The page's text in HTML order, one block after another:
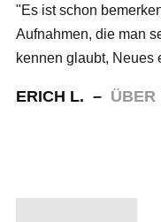
"Es ist schon
Aufnahmen, die man
kennen glaubt,
ERICH L. – ÜBER